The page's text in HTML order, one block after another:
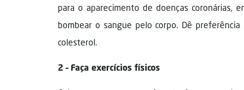
para o aparecimento de doenças coronárias,
bombear o sangue pelo corpo. Dê
colesterol.
2 – Faça exercícios físicos